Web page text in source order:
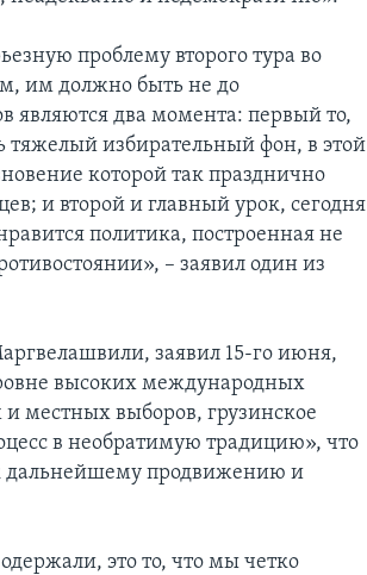
проблему второго тура во
им должно быть не до
являются два момента: первый то,
тяжелый избирательный фон, в этой
которой так празднично
и второй и главный урок, сегодня
политика, построенная не
– заявил один из
заявил 15-го июня,
высоких международных
местных выборов, грузинское
в необратимую традицию», что
дальнейшему продвижению и
это то, что мы четко